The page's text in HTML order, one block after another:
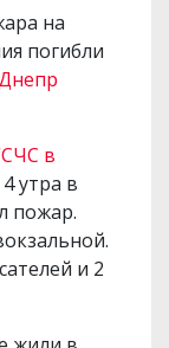
на
погибли
в
утра в
пожар.
и 2